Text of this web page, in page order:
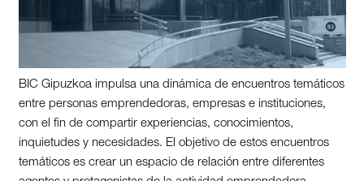
BIC Gipuzkoa impulsa una dinámica de encuentros temáticos
entre personas emprendedoras, empresas e instituciones,
con el fin de compartir experiencias, conocimientos,
inquietudes y necesidades. El objetivo de estos encuentros
temáticos es crear un espacio de relación entre diferentes